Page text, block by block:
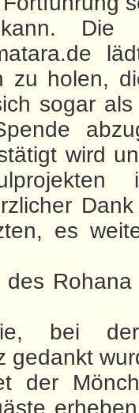
Die
zu holen,
sogar
wird
es
des
bei
gedankt
der